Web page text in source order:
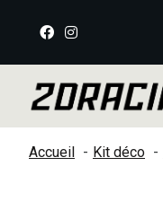
Accueil Kit déco